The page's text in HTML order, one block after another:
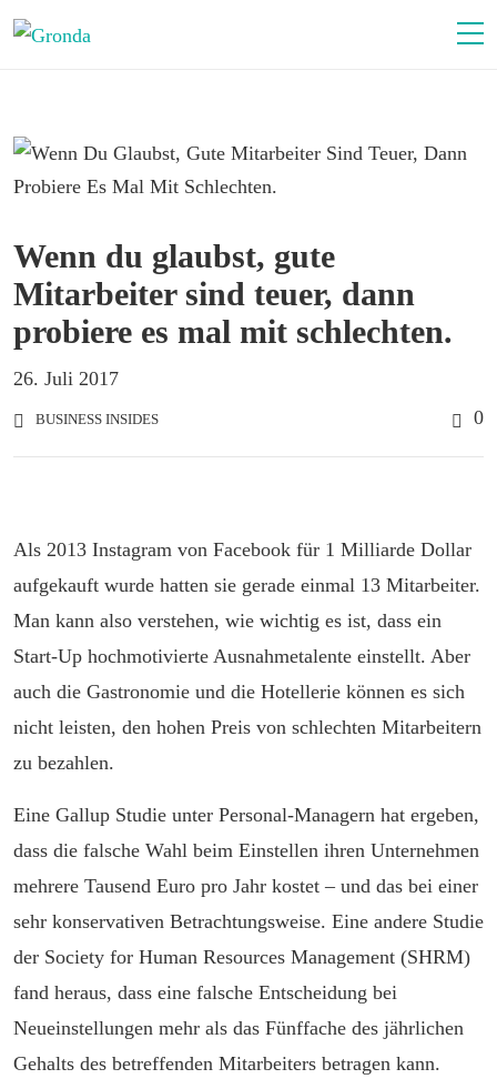
Wenn du glaubst, gute
Mitarbeiter sind teuer, dann
probiere es mal mit schlechten.
26. Juli 2017
BUSINESS INSIDES 0
Als 2013 Instagram von Facebook für 1 Milliarde Dollar
aufgekauft wurde hatten sie gerade einmal 13 Mitarbeiter.
Man kann also verstehen, wie wichtig es ist, dass ein
Start-Up hochmotivierte Ausnahmetalente einstellt. Aber
auch die Gastronomie und die Hotellerie können es sich
nicht leisten, den hohen Preis von schlechten Mitarbeitern
zu bezahlen.
Eine Gallup Studie unter Personal-Managern hat ergeben,
dass die falsche Wahl beim Einstellen ihren Unternehmen
mehrere Tausend Euro pro Jahr kostet – und das bei einer
sehr konservativen Betrachtungsweise. Eine andere Studie
der Society for Human Resources Management (SHRM)
fand heraus, dass eine falsche Entscheidung bei
Neueinstellungen mehr als das Fünffache des jährlichen
Gehalts des betreffenden Mitarbeiters betragen kann.